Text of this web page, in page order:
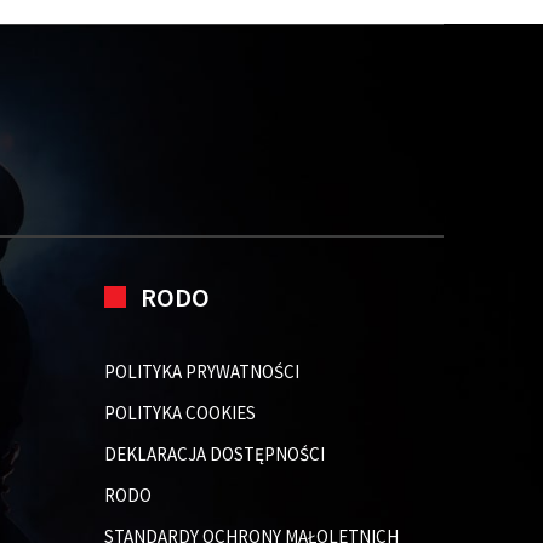
RODO
POLITYKA PRYWATNOŚCI
POLITYKA COOKIES
DEKLARACJA DOSTĘPNOŚCI
RODO
STANDARDY OCHRONY MAŁOLETNICH